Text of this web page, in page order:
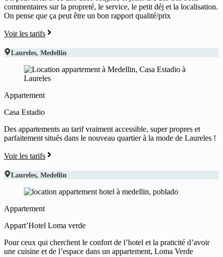
commentaires sur la propreté, le service, le petit déj et la localisation.
On pense que ça peut être un bon rapport qualité/prix
Voir les tarifs
Laureles,Medellin
Appartement
Casa Estadio
Des appartements au tarif vraiment accessible, super propres et
parfaitement situés dans le nouveau quartier à la mode de Laureles !
Voir les tarifs
Laureles,Medellin
Appartement
Appart’Hotel Loma verde
Pour ceux qui cherchent le confort de l’hotel et la praticité d’avoir
une cuisine et de l’espace dans un appartement, Loma Verde